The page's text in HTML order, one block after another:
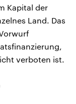
Kapital der
Land. Das
verboten ist.